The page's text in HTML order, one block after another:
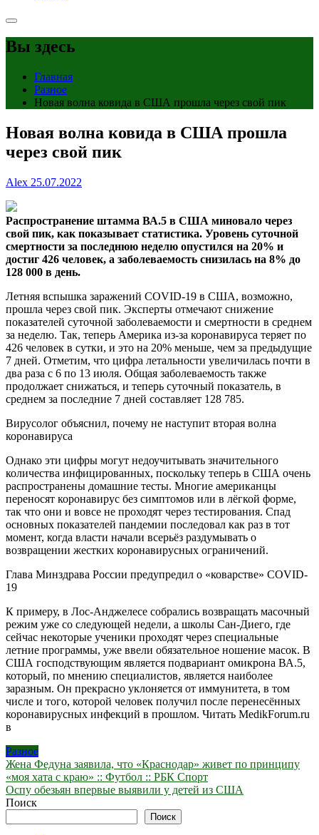
Вы здесь
Главная
Разное
Новая волна ковида в США прошла через свой пик
Новая волна ковида в США прошла
через свой пик
Alex 25.07.2022
Распространение штамма ВА.5 в США миновало через
свой пик, как показывает статистика. Уровень суточной
смертности за последнюю неделю опустился на 20% и
достиг 426 человек, а заболеваемость снизилась на 8% до
128 000 в день.
Летняя вспышка заражений COVID-19 в США, возможно,
прошла через свой пик. Эксперты отмечают снижение
показателей суточной заболеваемости и смертности в среднем
за неделю. Так, теперь Америка из-за коронавируса теряет по
426 человек в сутки, и это на 20% меньше, чем за предыдущие
7 дней. Отметим, что цифра летальности увеличилась почти в
два раза с 6 по 13 июля. Общая заболеваемость также
продолжает снижаться, и теперь суточный показатель, в
среднем за последние 7 дней составляет 128 785.
Вирусолог объяснил, почему не наступит вторая волна
коронавируса
Однако эти цифры могут недоучитывать значительного
количества инфицированных, поскольку теперь в США очень
распространены домашние тесты. Многие американцы
переносят коронавирус без симптомов или в лёгкой форме,
так что они и вовсе не проходят через тестирования. Спад
основных показателей пандемии последовал как раз в тот
момент, когда власти начали всерьёз раздумывать о
возвращении жестких коронавирусных ограничений.
Глава Минздрава России предупредил о «коварстве» COVID-
19
К примеру, в Лос-Анджелесе собрались возвращать масочный
режим уже со следующей недели, а школы Сан-Диего, где
сейчас некоторые ученики проходят через специальные
летние программы, уже ввели обязательное ношение масок. В
США господствующим является подвариант омикрона ВА.5,
который, по мнению специалистов, является наиболее
заразным. Он прекрасно уклоняется от иммунитета, в том
числе и того, которой человек получил после перенесённых
коронавирусных инфекций в прошлом. Читать MedikForum.ru
в
Разное
Навигация
по
записям
Жена Федуна заявила, что «Краснодар» живет по принципу
«моя хата с краю» :: Футбол :: РБК Спорт
Оспу обезьян впервые выявили у детей из США
Поиск
Поиск